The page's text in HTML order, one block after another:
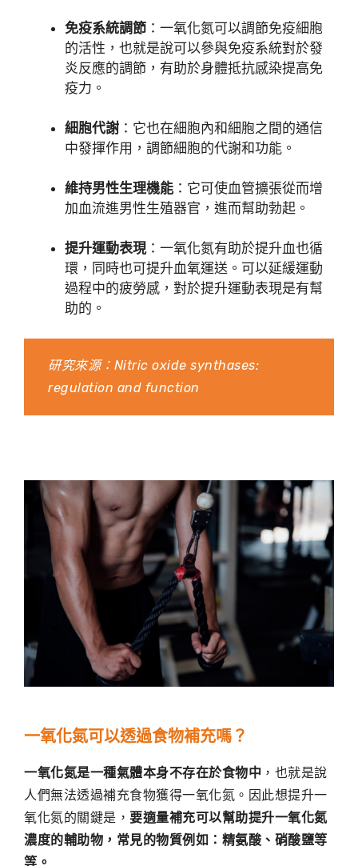
免疫系統調節 ：一氧化氮可以調節免疫細胞
的活性，也就是說可以參與免疫系統對於發
炎反應的調節，有助於身體抵抗感染提高免
疫力。
細胞代謝 ：它也在細胞內和細胞之間的通信
中發揮作用，調節細胞的代謝和功能。
維持男性生理機能 ：它可使血管擴張從而增
加血流進男性生殖器官，進而幫助勃起。
提升運動表現：一氧化氮有助於提升血也循
環，同時也可提升血氧運送。可以延緩運動
過程中的疲勞感，對於提升運動表現是有幫
助的。
研究來源： Nitric oxide synthases:
regulation and function
一氧化氮可以透過食物補充嗎？
一氧化氮是一種氣體本身不存在於食物中 ，也就是說
人們無法透過補充食物獲得一氧化氮。因此想提升一
氧化氮的關鍵是， 要適量補充可以幫助提升一氧化氮
濃度的輔助物，常見的物質例如：精氨酸、硝酸鹽等
等。